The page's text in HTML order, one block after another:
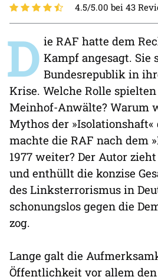
4.5/5.00 bei 43
D ie RAF hatte dem
Kampf angesagt. Sie
Bundesrepublik in
Krise. Welche Rolle
Meinhof-Anwälte? Warum
Mythos der »Isolationshaft«
machte die RAF nach dem
1977 weiter? Der Autor
und enthüllt die konzise
des Linksterrorismus in
schonungslos gegen die
zog.
Lange galt die
Öffentlichkeit vor allem